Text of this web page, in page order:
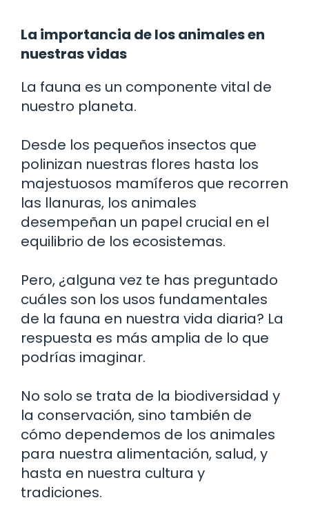
La importancia de los animales en
nuestras vidas
La fauna es un componente vital de
nuestro planeta.
Desde los pequeños insectos que
polinizan nuestras flores hasta los
majestuosos mamíferos que recorren
las llanuras, los animales
desempeñan un papel crucial en el
equilibrio de los ecosistemas.
Pero, ¿alguna vez te has preguntado
cuáles son los usos fundamentales
de la fauna en nuestra vida diaria? La
respuesta es más amplia de lo que
podrías imaginar.
No solo se trata de la biodiversidad y
la conservación, sino también de
cómo dependemos de los animales
para nuestra alimentación, salud, y
hasta en nuestra cultura y
tradiciones.